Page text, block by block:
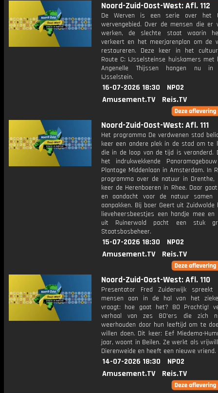
Noord-Zuid-Oost-West: Afl. 112
De Werven is een serie over het
wervengebied. Over de mensen die er
werken, de slechte staat waarin
verkeert en het meerjarenplan om de
restaureren. Deze keer in het
Route C: IJsselsteinse huiskamers met
Angenelle Thijssen hangen nu in
IJsselstein.
16-07-2026 18:30
NPO2
Amusement.TV
Reis.TV
Noord-Zuid-Oost-West: Afl. 111
Het programma De verdwenen stad
keer een andere plek in de stad om te
die in de loop van de tijd is veranderd.
het indrukwekkende
Plantage Middenlaan in Amsterdam. In
programma over de natuur in Drenthe,
keer de Herenboeren in Rhee. Daar
en aandacht voor de natuur samen
aanpakken. Bij boer Geert uit Zuidwolde
lieveheersbeestjes een handje mee en
uit Ruinerwold pacht een stuk
Staatsbosbeheer.
15-07-2026 18:30
NPO2
Amusement.TV
Reis.TV
Noord-Zuid-Oost-West: Afl. 110
Presentator Fred Zuiderwijk spreekt
mensen aan in de hal van het
vraagt: hoe gaat het? 80 Prachtig!
verhaal van zes 80'ers die zich
weerhouden door hun leeftijd om te
willen doen. Dit keer: Eef Miedema-
jaar, woont in Beilen. Ze werkt als
Dierenweide en heeft een nieuwe vriend.
14-07-2026 18:30
NPO2
Amusement.TV
Reis.TV